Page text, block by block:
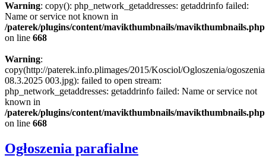
Warning: copy(): php_network_getaddresses: getaddrinfo failed:
Name or service not known in
/paterek/plugins/content/mavikthumbnails/mavikthumbnails.php
on line 668
Warning:
copy(http://paterek.info.plimages/2015/Kosciol/Ogloszenia/ogoszenia
08.3.2025 003.jpg): failed to open stream:
php_network_getaddresses: getaddrinfo failed: Name or service not
known in
/paterek/plugins/content/mavikthumbnails/mavikthumbnails.php
on line 668
Ogłoszenia parafialne